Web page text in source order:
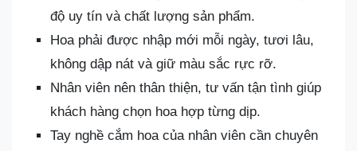
độ uy tín và chất lượng sản phẩm.
Hoa phải được nhập mới mỗi ngày, tươi lâu,
không dập nát và giữ màu sắc rực rỡ.
Nhân viên nên thân thiện, tư vấn tận tình giúp
khách hàng chọn hoa hợp từng dịp.
Tay nghề cắm hoa của nhân viên cần chuyên